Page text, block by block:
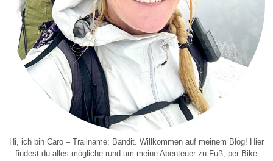
Hi, ich bin Caro – Trailname: Bandit. Willkommen auf meinem Blog! Hier
findest du alles mögliche rund um meine Abenteuer zu Fuß, per Bike